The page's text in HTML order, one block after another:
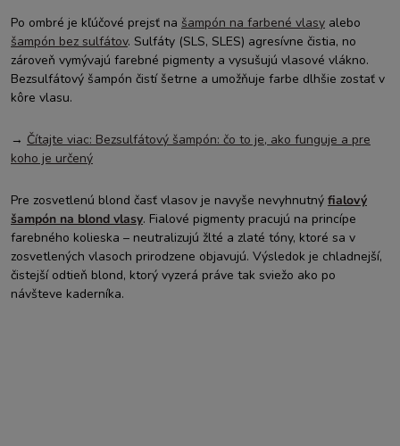
Po ombré je kľúčové prejsť na šampón na farbené vlasy alebo
šampón bez sulfátov. Sulfáty (SLS, SLES) agresívne čistia, no
zároveň vymývajú farebné pigmenty a vysušujú vlasové vlákno.
Bezsulfátový šampón čistí šetrne a umožňuje farbe dlhšie zostať v
kôre vlasu.
→ Čítajte viac: Bezsulfátový šampón: čo to je, ako funguje a pre
koho je určený
Pre zosvetlenú blond časť vlasov je navyše nevyhnutný fialový
šampón na blond vlasy. Fialové pigmenty pracujú na princípe
farebného kolieska – neutralizujú žlté a zlaté tóny, ktoré sa v
zosvetlených vlasoch prirodzene objavujú. Výsledok je chladnejší,
čistejší odtieň blond, ktorý vyzerá práve tak sviežo ako po
návšteve kaderníka.